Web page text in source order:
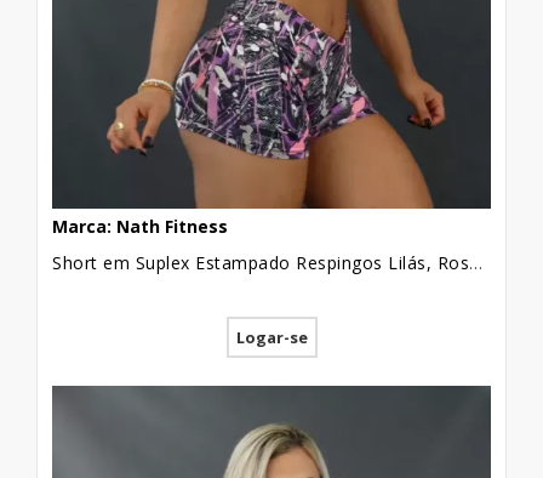
Marca: Nath Fitness
Short em Suplex Estampado Respingos Lilás, Rosa e Cinza [2103102]
Logar-se